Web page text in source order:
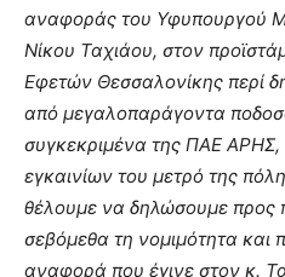
αναφοράς του Υφυπουργού
Νίκου Ταχιάου, στον
Εφετών Θεσσαλονίκης περί
από μεγαλοπαράγοντα
συγκεκριμένα της ΠΑΕ ΑΡΗΣ,
εγκαινίων του μετρό της
θέλουμε να δηλώσουμε προς
σεβόμεθα τη νομιμότητα και
αναφορά που έγινε στον κ.